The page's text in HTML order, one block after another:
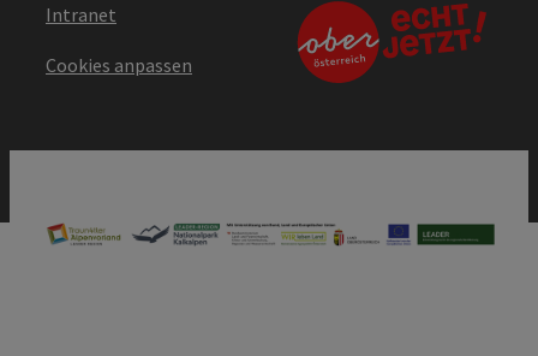
Intranet
Cookies anpassen